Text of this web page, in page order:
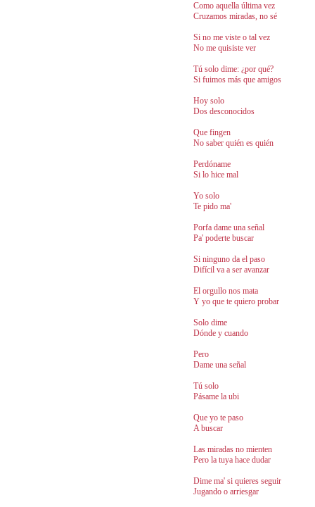
Como aquella última vez
Cruzamos miradas, no sé
Si no me viste o tal vez
No me quisiste ver
Tú solo dime: ¿por qué?
Si fuimos más que amigos
Hoy solo
Dos desconocidos
Que fingen
No saber quién es quién
Perdóname
Si lo hice mal
Yo solo
Te pido ma'
Porfa dame una señal
Pa' poderte buscar
Si ninguno da el paso
Difícil va a ser avanzar
El orgullo nos mata
Y yo que te quiero probar
Solo dime
Dónde y cuando
Pero
Dame una señal
Tú solo
Pásame la ubi
Que yo te paso
A buscar
Las miradas no mienten
Pero la tuya hace dudar
Dime ma' si quieres seguir
Jugando o arriesgar